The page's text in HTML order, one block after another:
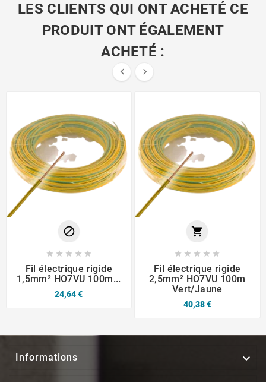
LES CLIENTS QUI ONT ACHETÉ CE
PRODUIT ONT ÉGALEMENT
ACHETÉ :
 

    
Fil électrique rigide
1,5mm² HO7VU 100m...
24,64 €

    
Fil électrique rigide
2,5mm² HO7VU 100m
Vert/Jaune
40,38 €
Informations 